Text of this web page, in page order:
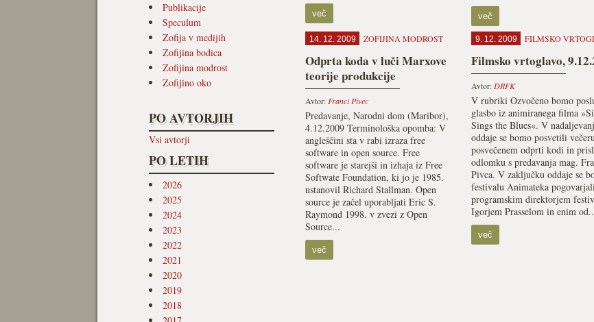
Publikacije
Speculum
Zofija v medijih
Zofijina bodica
Zofijina modrost
Zofijino oko
PO AVTORJIH
Vsi avtorji
PO LETIH
2026
2025
2024
2023
2022
2021
2020
2019
2018
več več
14. 12. 2009 ZOFIJINA MODROST
Odprta koda v luči Marxove
teorije produkcije
Avtor: Franci Pivec
Predavanje, Narodni dom (Maribor),
4.12.2009 Terminološka opomba: V
angleščini sta v rabi izraza free
software in open source. Free
software je starejši in izhaja iz Free
Softwate Foundation, ki jo je 1985.
ustanovil Richard Stallman. Open
source je začel uporabljati Eric S.
Raymond 1998. v zvezi z Open
Source...
več
9. 12. 2009 FILMSKO
Filmsko vrtoglavo,
Avtor: DRFK
V rubriki Ozvočeno bomo
glasbo iz animiranega filma
Sings the Blues«. V
oddaje se bomo posvetili
posvečenem odprti kodi in
odlomku s predavanja mag.
Pivca. V zaključku oddaje se
festivalu Animateka
programskim direktorjem
Igorjem Prasselom in enim
več